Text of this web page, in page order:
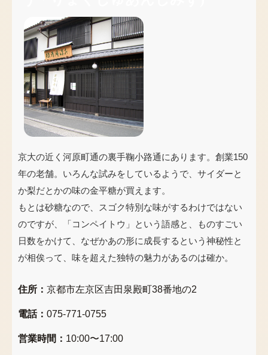
京大の近く河原町通の裏手鞠小路通にあります。創業150
年の老舗。いろんな試みをしているようで、サイダーと
か梨だとかの味の金平糖が買えます。
もとは砂糖なので、スゴク特別な味がするわけではない
のですが、「コンペイトウ」という語感と、ものすごい
日数をかけて、なぜかあの形に成長するという神秘性と
が相俟って、味を超えた独特の魅力があるのは確か。
住所： 京都市左京区吉田泉殿町38番地の2
電話： 075-771-0755
営業時間： 10:00〜17:00